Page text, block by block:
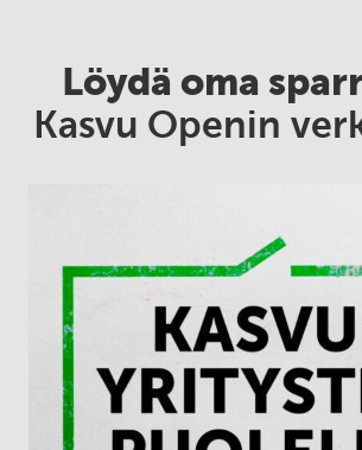
Löydä oma
Kasvu Openin